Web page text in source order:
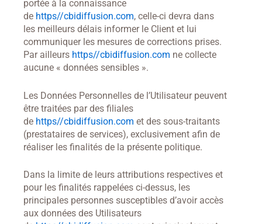
portée à la connaissance
de https//cbidiffusion.com, celle-ci devra dans
les meilleurs délais informer le Client et lui
communiquer les mesures de corrections prises.
Par ailleurs https//cbidiffusion.com ne collecte
aucune « données sensibles ».
Les Données Personnelles de l’Utilisateur peuvent
être traitées par des filiales
de https//cbidiffusion.com et des sous-traitants
(prestataires de services), exclusivement afin de
réaliser les finalités de la présente politique.
Dans la limite de leurs attributions respectives et
pour les finalités rappelées ci-dessus, les
principales personnes susceptibles d’avoir accès
aux données des Utilisateurs